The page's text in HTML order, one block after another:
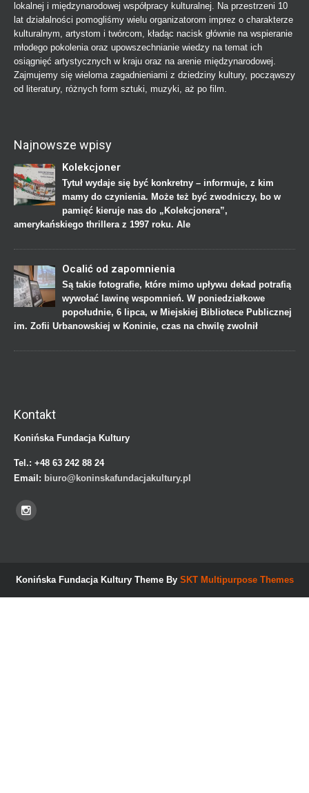
lokalnej i międzynarodowej współpracy kulturalnej. Na przestrzeni 10
lat działalności pomogliśmy wielu organizatorom imprez o charakterze
kulturalnym, artystom i twórcom, kładąc nacisk głównie na wspieranie
młodego pokolenia oraz upowszechnianie wiedzy na temat ich
osiągnięć artystycznych w kraju oraz na arenie międzynarodowej.
Zajmujemy się wieloma zagadnieniami z dziedziny kultury, począwszy
od literatury, różnych form sztuki, muzyki, aż po film.
Najnowsze wpisy
Kolekcjoner
Tytuł wydaje się być konkretny – informuje, z kim
mamy do czynienia. Może też być zwodniczy, bo w
pamięć kieruje nas do „Kolekcjonera”,
amerykańskiego thrillera z 1997 roku. Ale
Ocalić od zapomnienia
Są takie fotografie, które mimo upływu dekad potrafią
wywołać lawinę wspomnień. W poniedziałkowe
popołudnie, 6 lipca, w Miejskiej Bibliotece Publicznej
im. Zofii Urbanowskiej w Koninie, czas na chwilę zwolnił
Kontakt
Konińska Fundacja Kultury
Tel.: +48 63 242 88 24
Email: biuro@koninskafundacjakultury.pl
Konińska Fundacja Kultury Theme By SKT Multipurpose Themes